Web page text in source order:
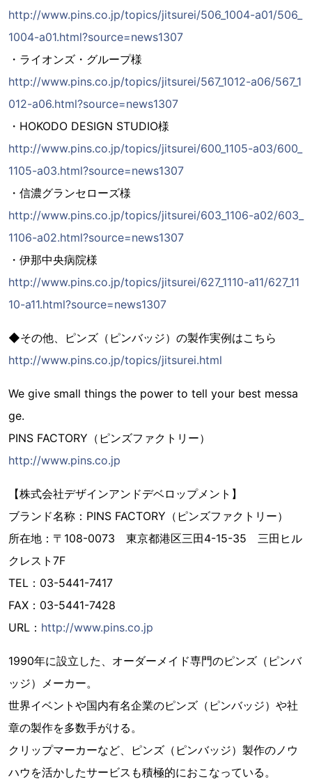
http://www.pins.co.jp/topics/jitsurei/506_1004-a01/506_
1004-a01.html?source=news1307
・ライオンズ・グループ様
http://www.pins.co.jp/topics/jitsurei/567_1012-a06/567_1
012-a06.html?source=news1307
・HOKODO DESIGN STUDIO様
http://www.pins.co.jp/topics/jitsurei/600_1105-a03/600_
1105-a03.html?source=news1307
・信濃グランセローズ様
http://www.pins.co.jp/topics/jitsurei/603_1106-a02/603_
1106-a02.html?source=news1307
・伊那中央病院様
http://www.pins.co.jp/topics/jitsurei/627_1110-a11/627_11
10-a11.html?source=news1307
◆その他、ピンズ（ピンバッジ）の製作実例はこちら
http://www.pins.co.jp/topics/jitsurei.html
We give small things the power to tell your best messa
ge.
PINS FACTORY（ピンズファクトリー）
http://www.pins.co.jp
【株式会社デザインアンドデベロップメント】
ブランド名称：PINS FACTORY（ピンズファクトリー）
所在地：〒108-0073 東京都港区三田4-15-35 三田ヒル
クレスト7F
TEL：03-5441-7417
FAX：03-5441-7428
URL： http://www.pins.co.jp
1990年に設立した、オーダーメイド専門のピンズ（ピンバ
ッジ）メーカー。
世界イベントや国内有名企業のピンズ（ピンバッジ）や社
章の製作を多数手がける。
クリップマーカーなど、ピンズ（ピンバッジ）製作のノウ
ハウを活かしたサービスも積極的におこなっている。